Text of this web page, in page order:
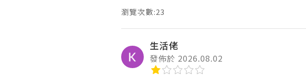
瀏覽次數:23
生活佬
發佈於 2026.08.02